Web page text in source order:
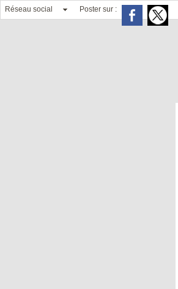
Réseau social Poster sur :